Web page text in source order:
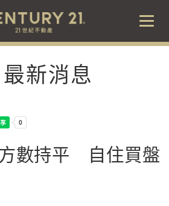
新消息
數持平 自住買盤